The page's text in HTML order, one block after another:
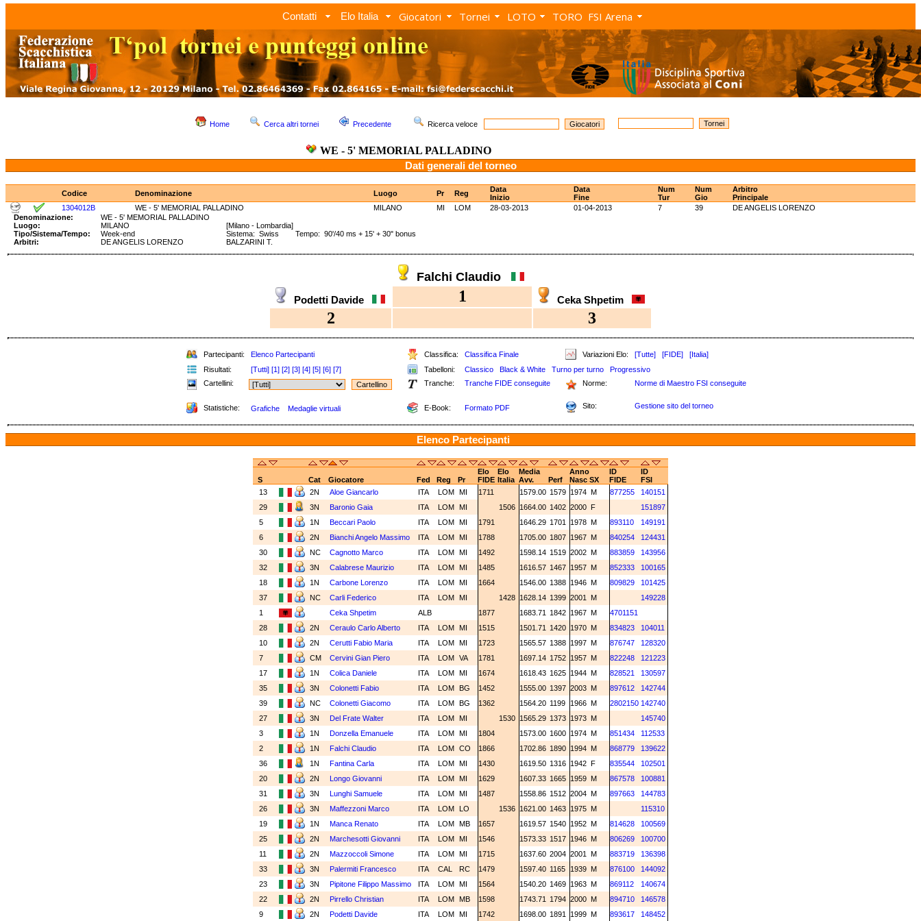
Contatti Elo Italia Giocatori Tornei LOTO TORO FSI Arena
Home Cerca altri tornei Precedente Ricerca veloce
WE - 5' MEMORIAL PALLADINO
Dati generali del torneo
Codice Denominazione Luogo Pr Reg
Data
Inizio
Data
Fine
Num
Tur
Num
Gio
Arbitro
Principale
1304012B
WE - 5' MEMORIAL PALLADINO MILANO MI LOM 28-03-2013 01-04-2013 7 39
DE ANGELIS LORENZO
Denominazione:
WE - 5' MEMORIAL PALLADINO
Luogo:
MILANO
[Milano - Lombardia]
Tipo/Sistema/Tempo:
Week-end
Sistema: Swiss Tempo: 90'/40 ms + 15' + 30" bonus
Arbitri:
DE ANGELIS LORENZO BALZARINI T.
Falchi Claudio
Podetti Davide 1 Ceka Shpetim
2 3
Partecipanti: Elenco Partecipanti Classifica: Classifica Finale Variazioni Elo: [Tutte] [FIDE]
[Italia]
Risultati:
[Tutti] [1] [2] [3] [4] [5] [6] [7] Tabelloni: Classico Black & White Turno per turno
Progressivo
Cartellini:
Tranche: Tranche FIDE conseguite Norme: Norme di Maestro FSI conseguite
Statistiche: Grafiche Medaglie virtuali E-Book: Formato PDF Sito: Gestione sito del torneo
Elenco Partecipanti
Elo Elo Media Anno ID
ID
S
Cat Giocatore Fed Reg Pr FIDE Italia Avv. Perf Nasc SX FIDE
FSI
13
2N Aloe Giancarlo ITA LOM MI 1711 1579.00 1579 1974 M 877255
140151
29
3N Baronio Gaia ITA LOM MI 1506 1664.00 1402 2000 F
151897
5
1N Beccari Paolo ITA LOM MI 1791 1646.29 1701 1978 M 893110
149191
6
2N Bianchi Angelo Massimo ITA LOM MI 1788 1705.00 1807 1967 M 840254
124431
30
NC Cagnotto Marco ITA LOM MI 1492 1598.14 1519 2002 M 883859
143956
32
3N Calabrese Maurizio ITA LOM MI 1485 1616.57 1467 1957 M 852333
100165
18
1N Carbone Lorenzo ITA LOM MI 1664 1546.00 1388 1946 M 809829
101425
37
NC Carli Federico ITA LOM MI 1428 1628.14 1399 2001 M
149228
1
Ceka Shpetim ALB 1877 1683.71 1842 1967 M
4701151
28
2N Ceraulo Carlo Alberto ITA LOM MI 1515 1501.71 1420 1970 M 834823
104011
10
2N Cerutti Fabio Maria ITA LOM MI 1723 1565.57 1388 1997 M 876747
128320
7
CM Cervini Gian Piero ITA LOM VA 1781 1697.14 1752 1957 M 822248
121223
17
1N Colica Daniele ITA LOM MI 1674 1618.43 1625 1944 M 828521
130597
35
3N Colonetti Fabio ITA LOM BG 1452 1555.00 1397 2003 M 897612
142744
39
NC Colonetti Giacomo ITA LOM BG 1362 1564.20 1199 1966 M 2802150 142740
27
3N Del Frate Walter ITA LOM MI 1530 1565.29 1373 1973 M
145740
3
1N Donzella Emanuele ITA LOM MI 1804 1573.00 1600 1974 M 851434
112533
2
1N Falchi Claudio ITA LOM CO 1866 1702.86 1890 1994 M 868779
139622
36
1N Fantina Carla ITA LOM MI 1430 1619.50 1316 1942 F 835544
102501
20
2N Longo Giovanni ITA LOM MI 1629 1607.33 1665 1959 M 867578
100881
31
3N Lunghi Samuele ITA LOM MI 1487 1558.86 1512 2004 M 897663
144783
26
3N Maffezzoni Marco ITA LOM LO 1536 1621.00 1463 1975 M
115310
19
1N Manca Renato ITA LOM MB 1657 1619.57 1540 1952 M 814628
100569
25
2N Marchesotti Giovanni ITA LOM MI 1546 1573.33 1517 1946 M 806269
100700
11
2N Mazzoccoli Simone ITA LOM MI 1715 1637.60 2004 2001 M 883719
136398
33
3N Palermiti Francesco ITA CAL RC 1479 1597.40 1165 1939 M 876100
144092
23
3N Pipitone Filippo Massimo ITA LOM MI 1564 1540.20 1469 1963 M 869112
140674
22
2N Pirrello Christian ITA LOM MB 1598 1743.71 1794 2000 M 894710
146578
9
2N Podetti Davide ITA LOM MI 1742 1698.00 1891 1999 M 893617 148452